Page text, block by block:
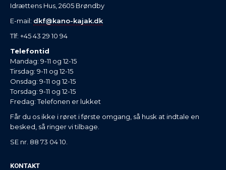
Idrættens Hus, 2605 Brøndby
E-mail: dkf@kano-kajak.dk
Tlf: +45 43 29 10 94
Telefontid
Mandag: 9-11 og 12-15
Tirsdag: 9-11 og 12-15
Onsdag: 9-11 og 12-15
Torsdag: 9-11 og 12-15
Fredag: Telefonen er lukket
Får du os ikke i røret i første omgang, så husk at indtale en
besked, så ringer vi tilbage.
SE nr. 88 73 04 10.
KONTAKT